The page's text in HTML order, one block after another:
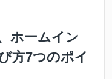
ホームイン
方7つのポイ